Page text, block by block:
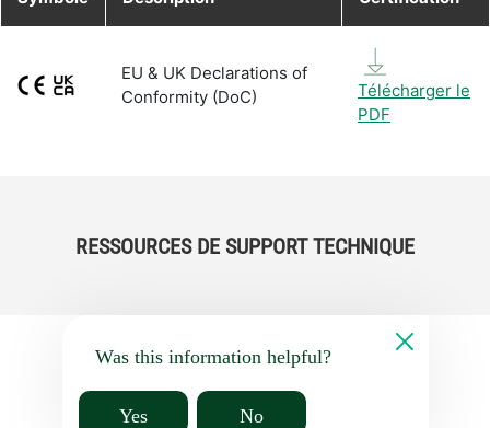
EU & UK Declarations of
Conformity (DoC)
Télécharger le
PDF
RESSOURCES DE SUPPORT TECHNIQUE
Was this information helpful?
Yes No